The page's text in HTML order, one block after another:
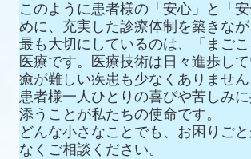
このように患者様の「安心」と「
めに、充実した診療体制を築きな
最も大切にしているのは、「まご
医療です。医療技術は日々進歩し
癒が難しい疾患も少なくありません
患者様一人ひとりの喜びや苦しみ
添うことが私たちの使命です。
どんな小さなことでも、お困りご
なくご相談ください。